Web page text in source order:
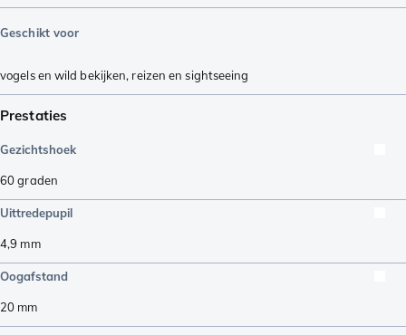
Geschikt voor
vogels en wild bekijken, reizen en sightseeing
Prestaties
Gezichtshoek
60graden
Uittredepupil
4,9 mm
Oogafstand
20 mm